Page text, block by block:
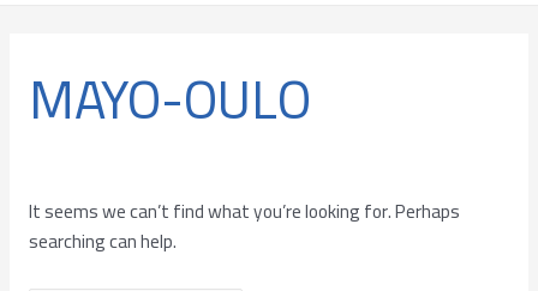
MAYO-OULO
It seems we can’t find what you’re looking for. Perhaps
searching can help.